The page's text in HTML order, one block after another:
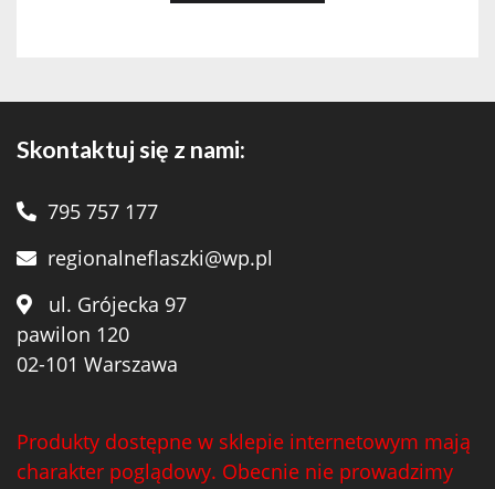
Skontaktuj się z nami:
795 757 177
regionalneflaszki@wp.pl
ul. Grójecka 97
pawilon 120
02-101 Warszawa
Produkty dostępne w sklepie internetowym mają
charakter poglądowy. Obecnie nie prowadzimy